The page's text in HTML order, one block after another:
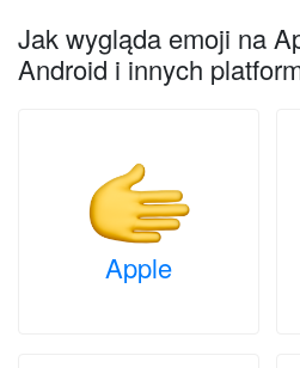
Jak wygląda emoji na
Android i innych
Apple